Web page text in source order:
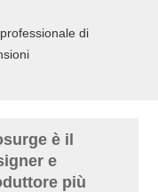
di
è il
e
più